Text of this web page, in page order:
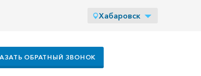
Хабаровск
ОБРАТНЫЙ ЗВОНОК